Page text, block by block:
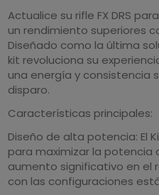
Actualice su rifle FX DRS
un rendimiento superiores
Diseñado como la última
kit revoluciona su
una energía y consistencia
disparo.
Características principales:
Diseño de alta potencia: El
para maximizar la potencia
aumento significativo en el
con las configuraciones